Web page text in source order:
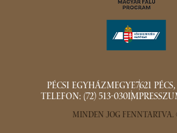
PÉCSI EGYHÁZMEGYE7621
TELEFON: (72) 513-030
MINDEN JOG FENNTARTVA.